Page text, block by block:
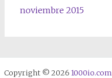
noviembre 2015
Copyright © 2026 1000io.com